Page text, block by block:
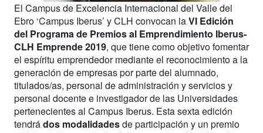
El Campus de Excelencia Internacional del Valle del
Ebro ‘Campus Iberus’ y CLH convocan laVI Edición
del Programa de Premios al Emprendimiento Iberus-
CLH Emprende 2019, que tiene como objetivo fomentar
el espíritu emprendedor mediante el reconocimiento a la
generación de empresas por parte del alumnado,
titulados/as, personal de administración y servicios y
personal docente e investigador de las Universidades
pertenecientes al Campus Iberus. Esta sexta edición
tendrádos modalidadesde participación y un premio